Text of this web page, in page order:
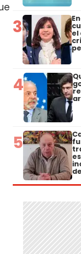
3 el
4
5